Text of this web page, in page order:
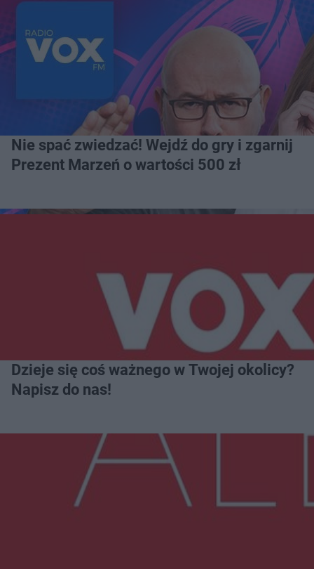
Nie spać zwiedzać! Wejdź do gry i zgarnij
Prezent Marzeń o wartości 500 zł
Dzieje się coś ważnego w Twojej okolicy?
Napisz do nas!
Więcej